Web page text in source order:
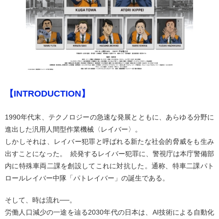
【INTRODUCTION】
1990年代末、テクノロジーの急速な発展とともに、あらゆる分野に
進出した汎用人間型作業機械〈レイバー〉。
しかしそれは、レイバー犯罪と呼ばれる新たな社会的脅威をも生み
出すことになった。 続発するレイバー犯罪に、警視庁は本庁警備部
内に特殊車両二課を創設してこれに対抗した。通称、特車二課パト
ロールレイバー中隊「パトレイバー」の誕生である。
そして、時は流れ──。
労働人口減少の一途を辿る2030年代の日本は、AI技術による自動化